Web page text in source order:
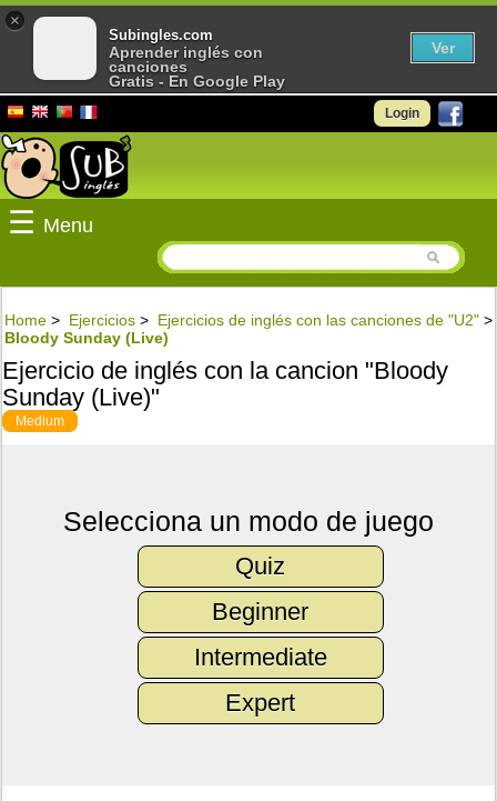
Login
☰ Menu
Home > Ejercicios > Ejercicios de inglés con las canciones de "U2" >
Bloody Sunday (Live)
Ejercicio de inglés con la cancion "Bloody
Sunday (Live)"
Medium
Selecciona un modo de juego
Quiz
Beginner
Intermediate
Expert
×
Subingles.com
Aprender inglés con
canciones
Gratis - En Google Play
Ver